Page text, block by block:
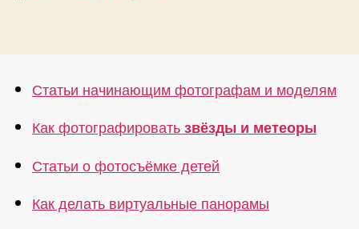
Статьи начинающим фотографам и моделям
Как фотографироватьзвёзды и метеоры
Статьи о фотосъёмке детей
Как делать виртуальные панорамы